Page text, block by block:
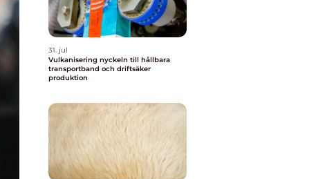
31. jul
Vulkanisering nyckeln till hållbara
transportband och driftsäker
produktion